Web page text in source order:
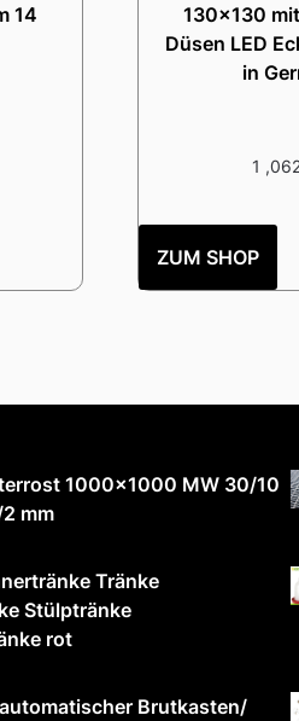
14
130×130
Düsen LED
in
1
ZUM SHOP
1000x1000 MW 30/10
mm
Tränke
Stülptränke
rot
Brutkasten/